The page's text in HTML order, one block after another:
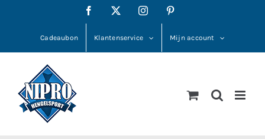
Facebook Instagram
Cadeaubon Klantenservice Mijn account